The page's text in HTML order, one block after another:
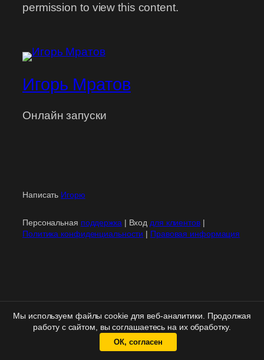
Мы используем файлы cookie для веб-аналитики. Продолжая
работу с сайтом, вы соглашаетесь на их обработку.
ОК, согласен
permission to view this content.
Игорь Мратов
Онлайн запуски
Написать Игорю
Персональная поддержка | Вход для клиентов|
Политика конфиденциальности | Правовая информация